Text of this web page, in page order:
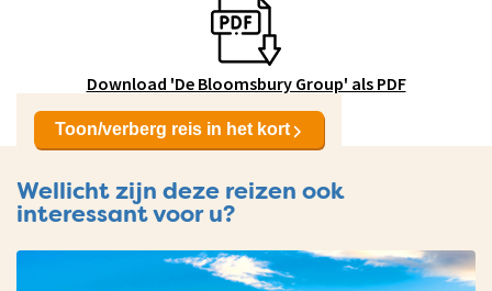
Download 'De Bloomsbury Group' als PDF
Toon/verberg reis in het kort
Wellicht zijn deze reizen ook
interessant voor u?